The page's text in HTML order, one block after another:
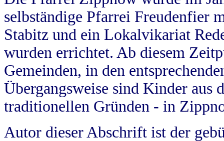
selbständige Pfarrei Freudenfier
Stabitz und ein Lokalvikariat
wurden errichtet. Ab diesem
Gemeinden, in den
Übergangsweise sind Kinder aus
traditionellen Gründen - in
Autor dieser Abschrift ist der